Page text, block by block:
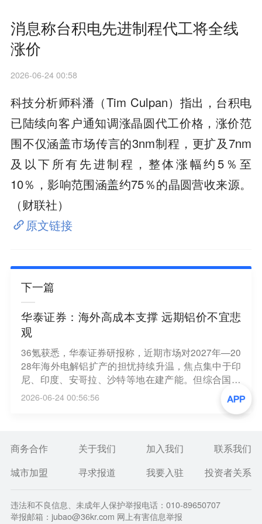
消息称台积电先进制程代工将全线
涨价
2026-06-24 00:58
科技分析师科潘（Tim Culpan）指出，台积电
已陆续向客户通知调涨晶圆代工价格，涨价范
围不仅涵盖市场传言的3nm制程，更扩及7nm
及以下所有先进制程，整体涨幅约5％至
10％，影响范围涵盖约75％的晶圆营收来源。
（财联社）
原文链接
下一篇
​华泰证券：海外高成本支撑 远期铝价不宜悲
观
36氪获悉，华泰证券研报称，近期市场对2027年—20
28年海外电解铝扩产的担忧持续升温，焦点集中于印
尼、印度、安哥拉、沙特等地在建产能。但综合国内
产能天花板约束、海外项目电力配套不确定性及供需
平衡测算，华泰证券认为当前市场对于铝价远期供需
格局的定价过于悲观，海外远期供需仍能维持紧平
或进一步拉动铝供需格局走向较大幅度短缺。而成本
行，华泰证券测算2027年—2028年海外现货铝价(包
国内约22000元/吨以上，根据测算，当前权益市场对
铝板块计价已明显低于上述价格支撑，估值或处于低
2026-06-24 00:56:56
商务合作 关于我们 加入我们
联系我们
城市加盟
寻求报道 我要入驻 投资者关系
违法和不良信息、未成年人保护举报电话：010-89650707
举报邮箱：jubao@36kr.com 网上有害信息举报